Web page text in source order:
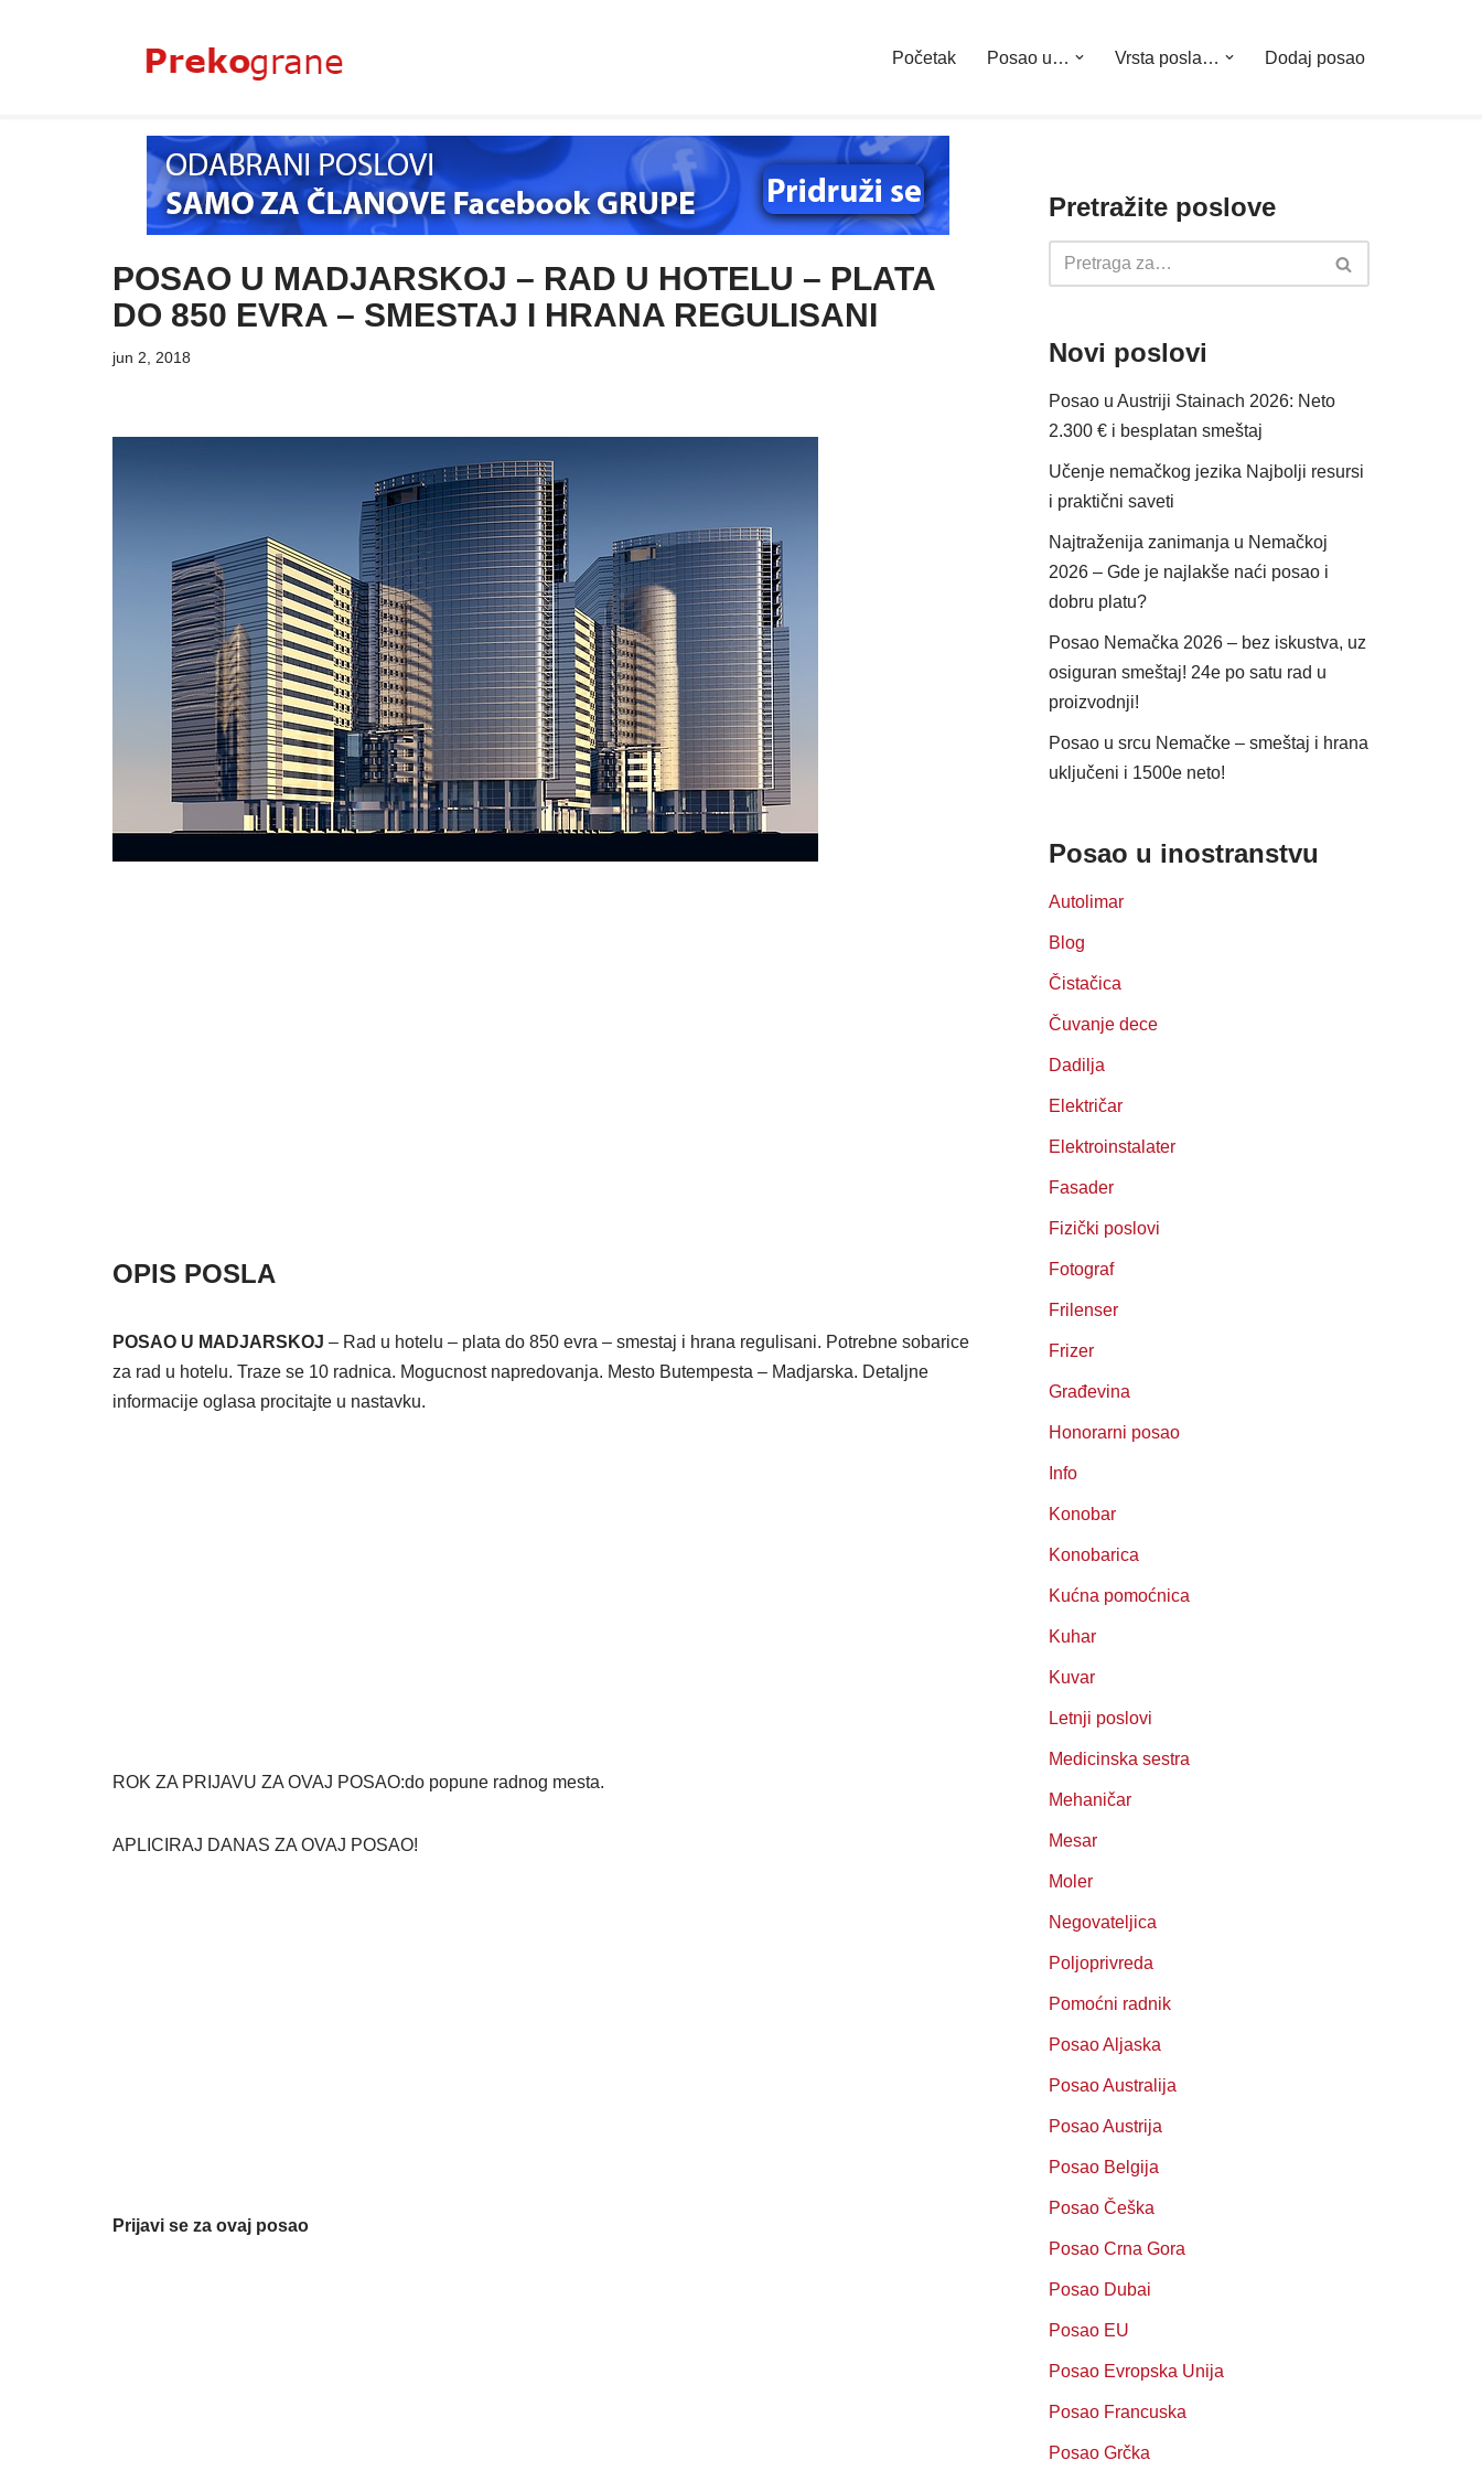
Početak Posao u… Vrsta posla… Dodaj posao
POSAO U MADJARSKOJ – RAD U HOTELU – PLATA
DO 850 EVRA – SMESTAJ I HRANA REGULISANI
jun 2, 2018
OPIS POSLA
POSAO U MADJARSKOJ – Rad u hotelu – plata do 850 evra – smestaj i hrana regulisani. Potrebne sobarice
za rad u hotelu. Traze se 10 radnica. Mogucnost napredovanja. Mesto Butempesta – Madjarska. Detaljne
informacije oglasa procitajte u nastavku.
ROK ZA PRIJAVU ZA OVAJ POSAO:do popune radnog mesta.
APLICIRAJ DANAS ZA OVAJ POSAO!
Prijavi se za ovaj posao
Pretražite poslove
Novi poslovi
Posao u Austriji Stainach 2026: Neto
2.300 € i besplatan smeštaj
Učenje nemačkog jezika Najbolji resursi
i praktični saveti
Najtraženija zanimanja u Nemačkoj
2026 – Gde je najlakše naći posao i
dobru platu?
Posao Nemačka 2026 – bez iskustva, uz
osiguran smeštaj! 24e po satu rad u
proizvodnji!
Posao u srcu Nemačke – smeštaj i hrana
uključeni i 1500e neto!
Posao u inostranstvu
Autolimar
Blog
Čistačica
Čuvanje dece
Dadilja
Električar
Elektroinstalater
Fasader
Fizički poslovi
Fotograf
Frilenser
Frizer
Građevina
Honorarni posao
Info
Konobar
Konobarica
Kućna pomoćnica
Kuhar
Kuvar
Letnji poslovi
Medicinska sestra
Mehaničar
Mesar
Moler
Negovateljica
Poljoprivreda
Pomoćni radnik
Posao Aljaska
Posao Australija
Posao Austrija
Posao Belgija
Posao Češka
Posao Crna Gora
Posao Dubai
Posao EU
Posao Evropska Unija
Posao Francuska
Posao Grčka